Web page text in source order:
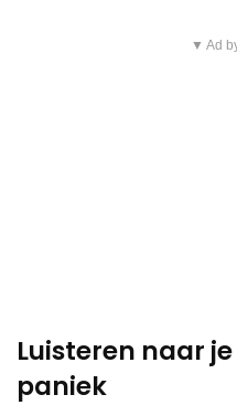
▼ Ad
Luisteren naar
paniek